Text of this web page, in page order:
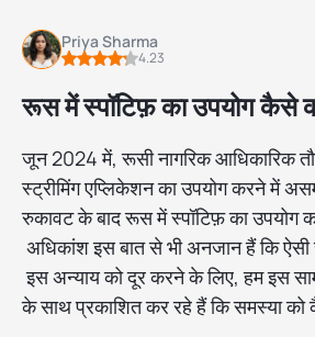
Priya Sharma
4.23
रूस में स्पॉटिफ़ का उपयोग कैसे
जून 2024 में, रूसी नागरिक आधिकारिक
स्ट्रीमिंग एप्लिकेशन का उपयोग करने में
रुकावट के बाद रूस में स्पॉटिफ़ का उपयोग
अधिकांश इस बात से भी अनजान हैं कि ऐसी
इस अन्याय को दूर करने के लिए, हम इस
के साथ प्रकाशित कर रहे हैं कि समस्या को